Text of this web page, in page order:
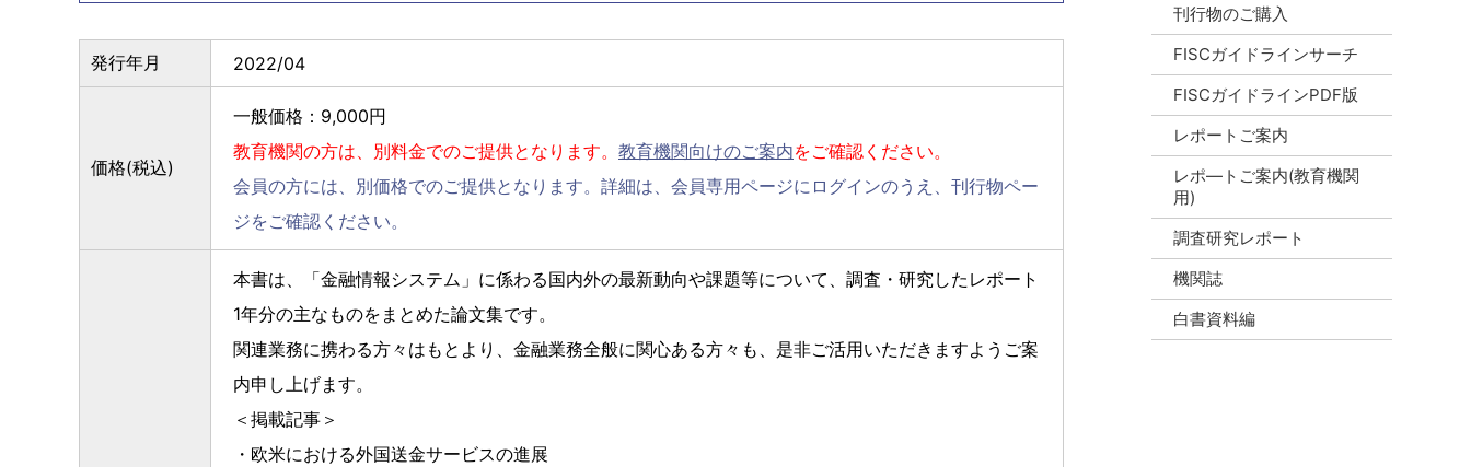
発行年月 2022/04
価格(税込)
一般価格：9,000円
教育機関の方は、別料金でのご提供となります。 教育機関向けのご案内をご確認ください。
会員の方には、別価格でのご提供となります。詳細は、会員専用ページにログインのうえ、刊行物ペー
ジをご確認ください。
本書は、「金融情報システム」に係わる国内外の最新動向や課題等について、調査・研究したレポート
1年分の主なものをまとめた論文集です。
関連業務に携わる方々はもとより、金融業務全般に関心ある方々も、是非ご活用いただきますようご案
内申し上げます。
＜掲載記事＞
・欧米における外国送金サービスの進展
刊行物のご購入
FISCガイドラインサーチ
FISCガイドラインPDF版
レポートご案内
レポ―トご案内(教育機関
用)
調査研究レポート
機関誌
白書資料編